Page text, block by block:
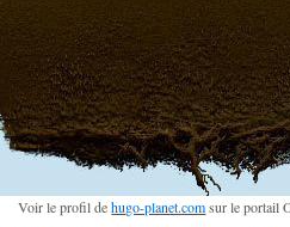
Voir le profil dehugo-planet.comsur le portail